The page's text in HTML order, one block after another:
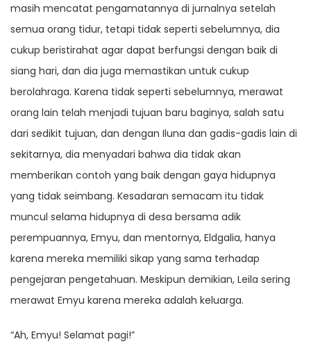
masih mencatat pengamatannya di jurnalnya setelah
semua orang tidur, tetapi tidak seperti sebelumnya, dia
cukup beristirahat agar dapat berfungsi dengan baik di
siang hari, dan dia juga memastikan untuk cukup
berolahraga. Karena tidak seperti sebelumnya, merawat
orang lain telah menjadi tujuan baru baginya, salah satu
dari sedikit tujuan, dan dengan Iluna dan gadis-gadis lain di
sekitarnya, dia menyadari bahwa dia tidak akan
memberikan contoh yang baik dengan gaya hidupnya
yang tidak seimbang. Kesadaran semacam itu tidak
muncul selama hidupnya di desa bersama adik
perempuannya, Emyu, dan mentornya, Eldgalia, hanya
karena mereka memiliki sikap yang sama terhadap
pengejaran pengetahuan. Meskipun demikian, Leila sering
merawat Emyu karena mereka adalah keluarga.
“Ah, Emyu! Selamat pagi!”